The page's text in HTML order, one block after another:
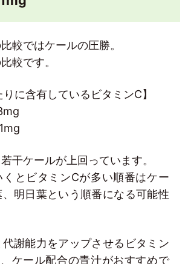
較ではケールの圧勝。
較です。
りに含有しているビタミンC】
干ケールが上回っています。
くとビタミンCが多い順番はケー
明日葉という順番になる可能性
謝能力をアップさせるビタミン
ケール配合の青汁がおすすめで